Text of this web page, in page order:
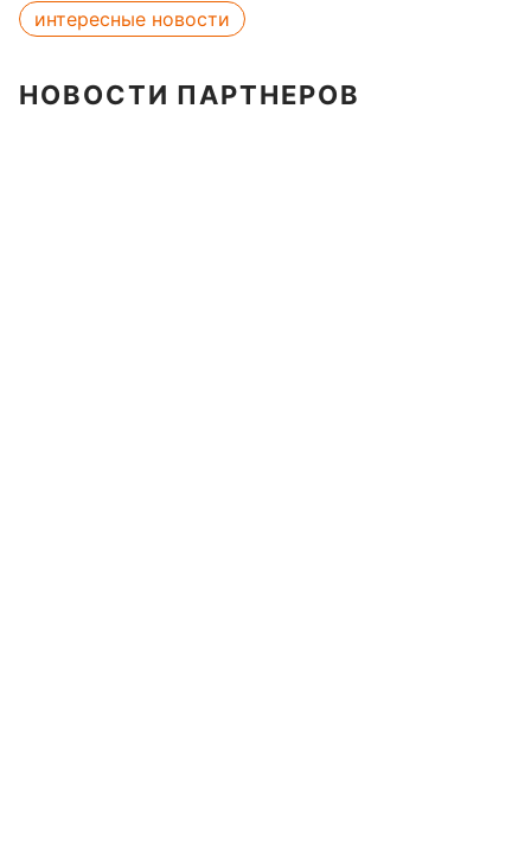
интересные новости
НОВОСТИ ПАРТНЕРОВ